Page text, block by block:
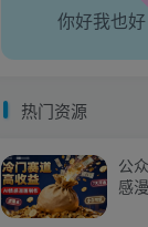
心情
腰也
你好我也
热门资源
公
感